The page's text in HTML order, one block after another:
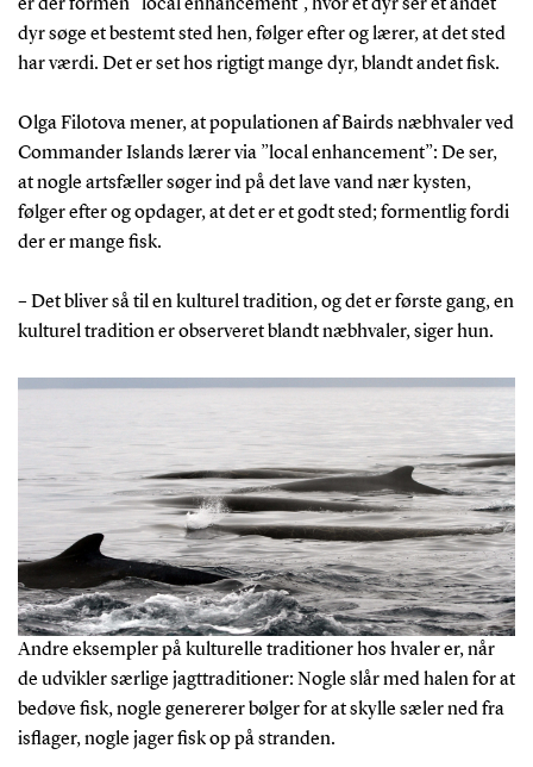
er der formen ”local enhancement”, hvor et dyr ser et andet
dyr søge et bestemt sted hen, følger efter og lærer, at det sted
har værdi. Det er set hos rigtigt mange dyr, blandt andet fisk.
Olga Filotova mener, at populationen af Bairds næbhvaler ved
Commander Islands lærer via ”local enhancement”: De ser,
at nogle artsfæller søger ind på det lave vand nær kysten,
følger efter og opdager, at det er et godt sted; formentlig fordi
der er mange fisk.
– Det bliver så til en kulturel tradition, og det er første gang, en
kulturel tradition er observeret blandt næbhvaler, siger hun.
Andre eksempler på kulturelle traditioner hos hvaler er, når
de udvikler særlige jagttraditioner: Nogle slår med halen for at
bedøve fisk, nogle genererer bølger for at skylle sæler ned fra
isflager, nogle jager fisk op på stranden.